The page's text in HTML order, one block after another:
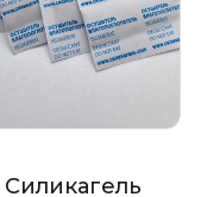
Силикагель